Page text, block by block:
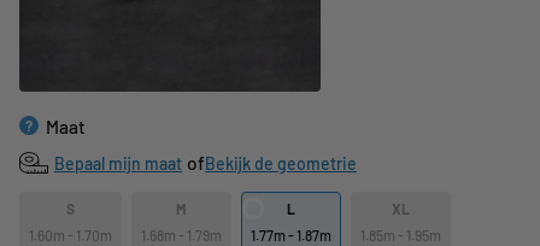
Maat
?
Bepaal mijn maat ofBekijk de geometrie
S
1.60m - 1.70m
M
1.68m - 1.79m
L
1.77m - 1.87m
XL
1.85m - 1.95m